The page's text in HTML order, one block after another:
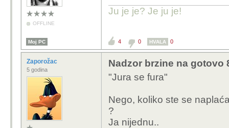
OFFLINE
Ju je je? Je ju je!
Moj PC 4 0 HVALA 0
Zaporožac
5 godina
Nadzor brzine na gotovo
"Jura se fura"
Nego, koliko ste se
?
Ja nijednu..